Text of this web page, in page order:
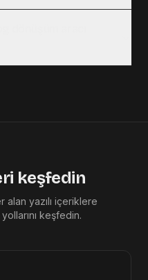
keşfedin
alan yazılı içeriklere
keşfedin.